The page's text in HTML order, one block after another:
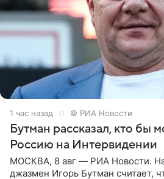
1 час назад © РИА Новости
Бутман рассказал, кто бы
Россию на Интервидении
МОСКВА, 8 авг — РИА Новости.
джазмен Игорь Бутман считает,